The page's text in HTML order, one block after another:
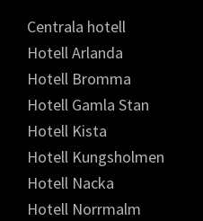
Centrala hotell
Hotell Arlanda
Hotell Bromma
Hotell Gamla Stan
Hotell Kista
Hotell Kungsholmen
Hotell Nacka
Hotell Norrmalm